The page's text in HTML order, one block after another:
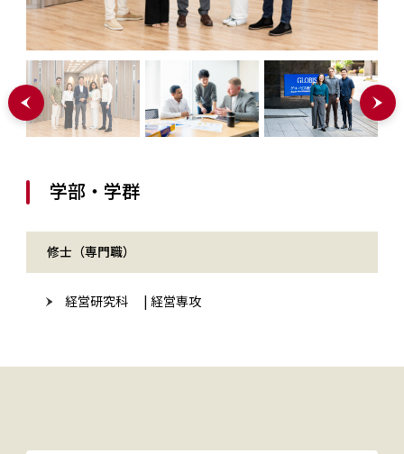
学部・学群
修士（専門職）
経営研究科 | 経営専攻